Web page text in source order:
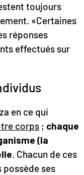
toujours
«Certaines
réponses
effectués sur
en ce qui
corps ; chaque
(la
. Chacun de ces
ses